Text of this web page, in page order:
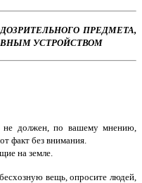
ПРЕДМЕТА,
УСТРОЙСТВОМ
по вашему мнению,
факт без внимания.
на земле.
вещь, опросите людей,